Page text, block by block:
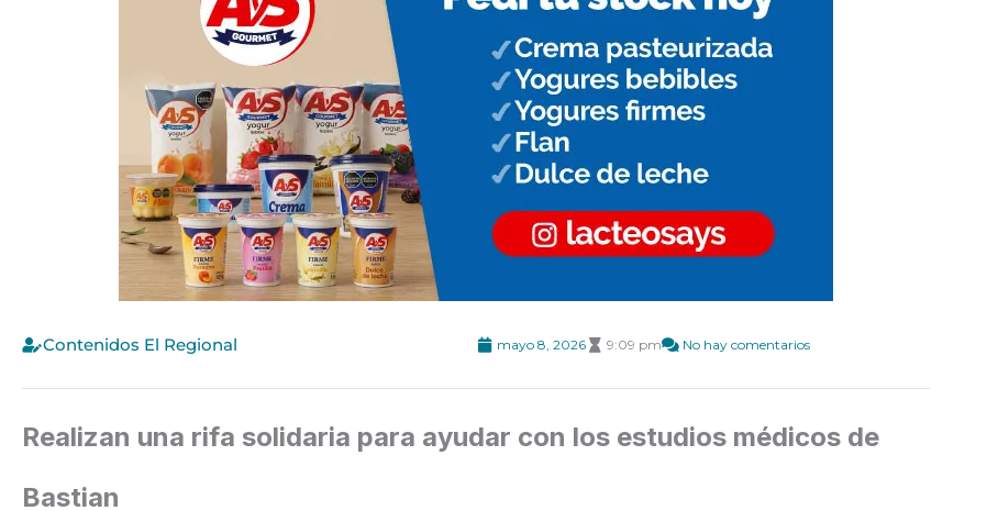
Contenidos El Regional mayo 8, 2026 9:09 pm No hay comentarios
Realizan una rifa solidaria para ayudar con los estudios médicos de
Bastian